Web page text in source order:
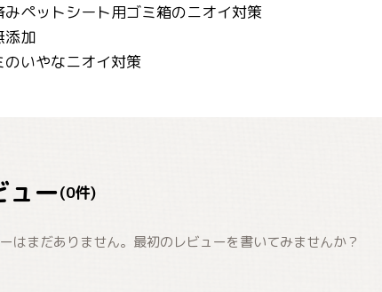
みペットシート用ゴミ箱のニオイ対策
添加
のいやなニオイ対策
ュー(0件)
はまだありません。最初のレビューを書いてみませんか？